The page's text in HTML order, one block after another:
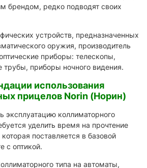
брендом, редко подводят своих
устройств, предназначенных
оружия, производитель
приборы: телескопы,
трубы, приборы ночного видения.
использования
прицелов Norin (Норин)
эксплуатацию коллиматорного
уделить время на прочтение
поставляется в базовой
с оптикой.
типа на автоматы,